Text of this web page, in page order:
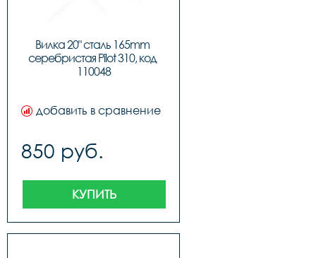
Вилка 20" сталь 165mm
серебристая Pilot 310, код
110048
добавить в сравнение
850 руб.
КУПИТЬ